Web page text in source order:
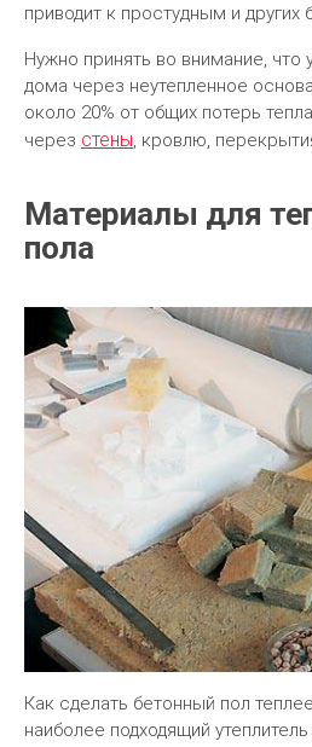
приводит к простудным и других
Нужно принять во внимание, что
дома через неутепленное
около 20% от общих потерь
через стены, кровлю,
Материалы для
пола
Как сделать бетонный пол
наиболее подходящий